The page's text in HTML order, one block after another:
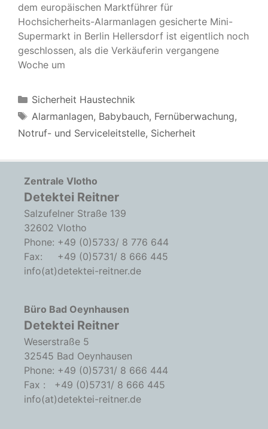
dem europäischen Marktführer für
Hochsicherheits-Alarmanlagen gesicherte Mini-
Supermarkt in Berlin Hellersdorf ist eigentlich noch
geschlossen, als die Verkäuferin vergangene
Woche um
Kategorien
Sicherheit Haustechnik
Schlagwörter
Alarmanlagen, Babybauch, Fernüberwachung,
Notruf- und Serviceleitstelle, Sicherheit
Zentrale Vlotho
Detektei Reitner
Salzufelner Straße 139
32602 Vlotho
Phone: +49 (0)5733/ 8 776 644
Fax: +49 (0)5731/ 8 666 445
info(at)detektei-reitner.de
Büro Bad Oeynhausen
Detektei Reitner
Weserstraße 5
32545 Bad Oeynhausen
Phone: +49 (0)5731/ 8 666 444
Fax : +49 (0)5731/ 8 666 445
info(at)detektei-reitner.de